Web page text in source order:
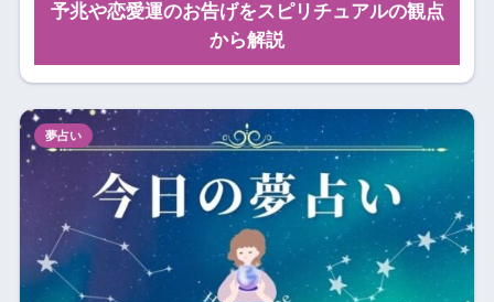
予兆や恋愛運のお告げをスピリチュアルの観点
から解説
夢占い